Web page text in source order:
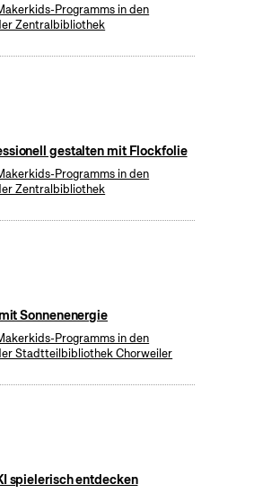
Programms in den
Zentralbibliothek
gestalten mit Flockfolie
Programms in den
Zentralbibliothek
Sonnenenergie
Programms in den
Stadtteilbibliothek Chorweiler
spielerisch entdecken